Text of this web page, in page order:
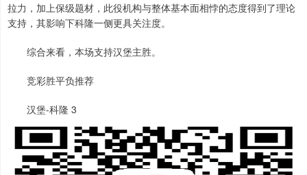
拉力，加上保级题材，此役机构与整体基本面相悖的态度得到了理论
支持，其影响下科隆一侧更具关注度。
综合来看，本场支持汉堡主胜。
竞彩胜平负推荐
汉堡-科隆 3